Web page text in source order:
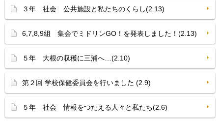
３年 社会 公共施設と私たちのくらし(2.13)
6,7,8,9組 集会でミドリンGO！を発表しました！(2.13)
５年 大根の収穫に三浦へ…(2.10)
第２回 学校保健委員会を行いました (2.9)
５年 社会 情報をつたえる人々と私たち(2.6)